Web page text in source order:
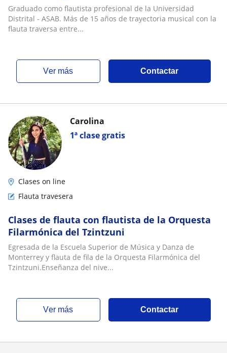
Graduado como flautista profesional de la Universidad
Distrital - ASAB. Más de 15 años de trayectoria musical con la
flauta traversa entre...
ver más Contactar
1ª clase gratis
Carolina
Clases on line
Flauta travesera
Clases de flauta con flautista de la Orquesta
Filarmónica del Tzintzuni
Egresada de la Escuela Superior de Música y Danza de
Monterrey y flauta de fila de la Orquesta Filarmónica del
Tzintzuni.Enseñanza del nive...
ver más Contactar